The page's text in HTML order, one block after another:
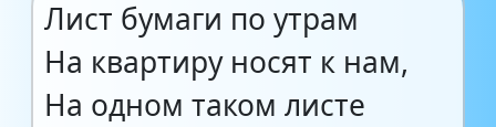
Лист бумаги по утрам
На квартиру носят к нам,
На одном таком листе